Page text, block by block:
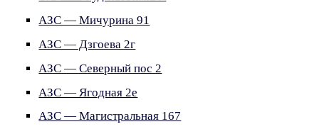
АЗС — Мичурина 91
АЗС — Дзгоева 2г
АЗС — Северный пос 2
АЗС — Ягодная 2е
АЗС — Магистральная 167